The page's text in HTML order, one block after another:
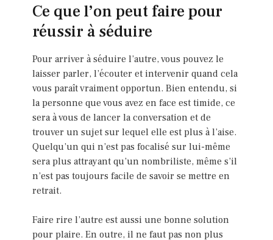
Ce que l’on peut faire pour
réussir à séduire
Pour arriver à séduire l’autre, vous pouvez le
laisser parler, l’écouter et intervenir quand cela
vous paraît vraiment opportun. Bien entendu, si
la personne que vous avez en face est timide, ce
sera à vous de lancer la conversation et de
trouver un sujet sur lequel elle est plus à l’aise.
Quelqu’un qui n’est pas focalisé sur lui-même
sera plus attrayant qu’un nombriliste, même s’il
n’est pas toujours facile de savoir se mettre en
retrait.
Faire rire l’autre est aussi une bonne solution
pour plaire. En outre, il ne faut pas non plus